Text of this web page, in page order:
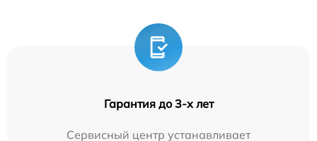
Гарантия до 3-х лет
Сервисный центр устанавливает